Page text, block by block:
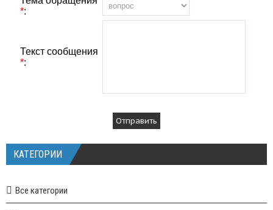
*:
Текст сообщения
*:
КАТЕГОРИИ
Все категории